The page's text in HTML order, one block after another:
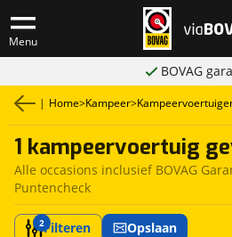
Menu
BOVAG
| Home>Kampeer>
1 kampeervoertuig
Alle occasions inclusief BOVAG
Puntencheck
2Filteren Opslaan